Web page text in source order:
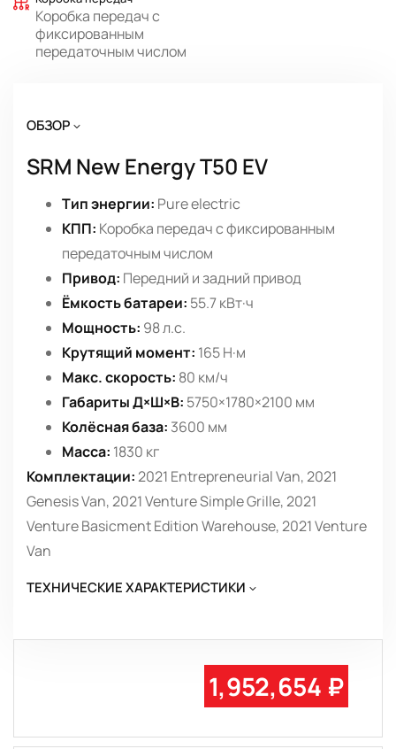
Коробка передач с
фиксированным
передаточным числом
ОБЗОР
SRM New Energy T50 EV
Тип энергии: Pure electric
КПП: Коробка передач с фиксированным
передаточным числом
Привод: Передний и задний привод
Ёмкость батареи: 55.7 кВт·ч
Мощность: 98 л.с.
Крутящий момент: 165 Н·м
Макс. скорость: 80 км/ч
Габариты Д×Ш×В: 5750×1780×2100 мм
Колёсная база: 3600 мм
Масса: 1830 кг
Комплектации:2021 Entrepreneurial Van, 2021
Genesis Van, 2021 Venture Simple Grille, 2021
Venture Basicment Edition Warehouse, 2021 Venture
Van
ТЕХНИЧЕСКИЕ ХАРАКТЕРИСТИКИ
1,952,654 ₽